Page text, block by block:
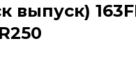
выпуск)